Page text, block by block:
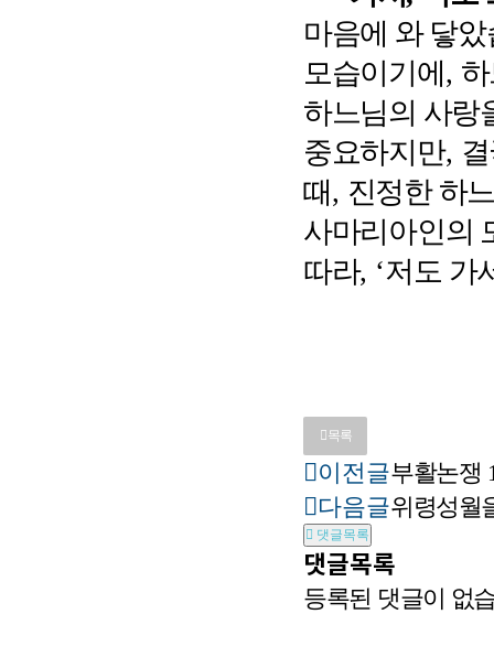
마음에 와 닿
모습이기에 ,
하느님의 사랑
중요하지만,
때 , 진정한 하
사마리아인의
따라, ‘저도 가
목록
이전글부활논쟁
다음글위령성월
댓글목록
댓글목록
등록된 댓글이 없